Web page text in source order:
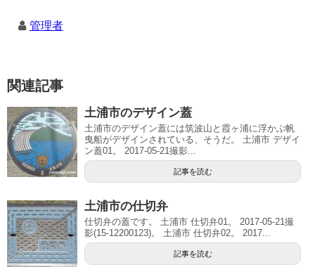
管理者
関連記事
土浦市のデザイン蓋
土浦市のデザイン蓋には筑波山と霞ヶ浦に浮かぶ帆
曳船がデザインされている、そうだ。 土浦市 デザイ
ン蓋01。 2017-05-21撮影...
記事を読む
土浦市の仕切弁
仕切弁の蓋です。 土浦市 仕切弁01。 2017-05-21撮
影(15-12200123)。 土浦市 仕切弁02。 2017...
記事を読む